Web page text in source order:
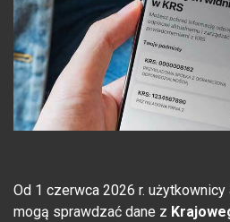
Od 1 czerwca 2026 r. użytkownicy
mogą sprawdzać dane z